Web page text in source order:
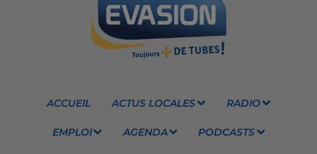
ACCUEIL ACTUS LOCALES RADIO
EMPLOI AGENDA PODCASTS